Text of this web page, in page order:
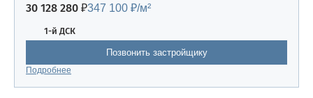
30 128 280 ₽347 100 ₽/м²
1-й ДСК
Позвонить застройщику
Подробнее